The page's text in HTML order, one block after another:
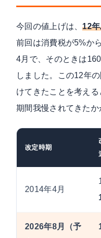
今回の値上げは、12
前回は消費税が5%か
4月で、そのときは
しました。この12年
けてきたことを考え
期間我慢されてきたか
改定時期
2014年4月
2026年8月（予